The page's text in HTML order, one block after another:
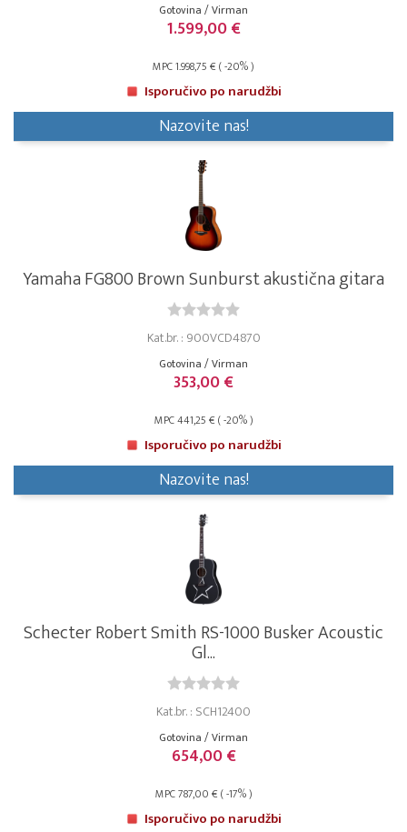
Gotovina / Virman
1.599,00 €
MPC 1.998,75 € ( -20% )
Isporučivo po narudžbi
Nazovite nas!
Yamaha FG800 Brown Sunburst akustična gitara
Kat.br. : 900VCD4870
Gotovina / Virman
353,00 €
MPC 441,25 € ( -20% )
Isporučivo po narudžbi
Nazovite nas!
Schecter Robert Smith RS-1000 Busker Acoustic
Gl...
Kat.br. : SCH12400
Gotovina / Virman
654,00 €
MPC 787,00 € ( -17% )
Isporučivo po narudžbi